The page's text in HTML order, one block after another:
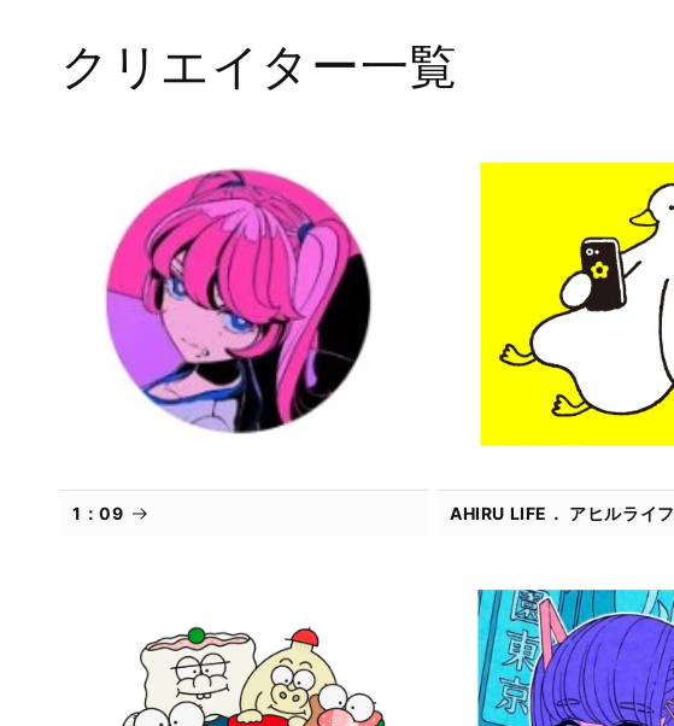
を
開
クリエイター一覧
1：09 AHIRU LIFE． アヒルライフ